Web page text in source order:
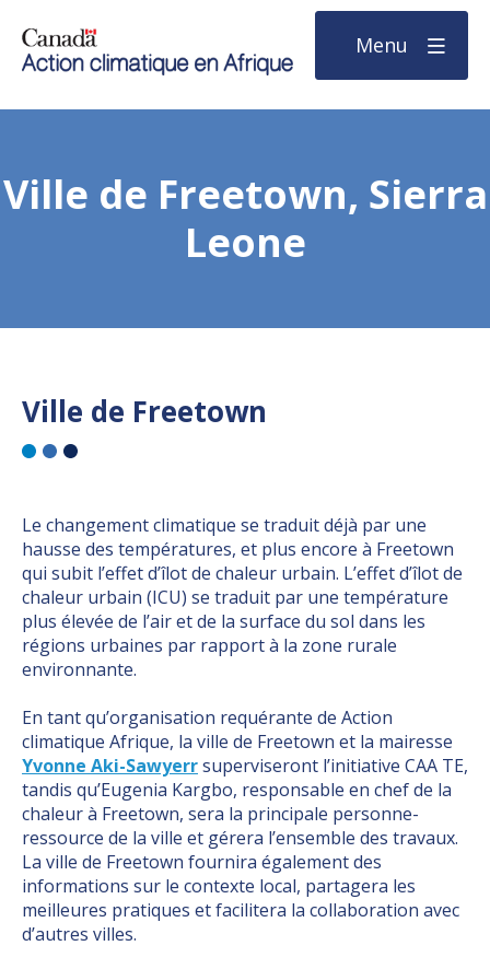
Menu
Ville de Freetown, Sierra
Leone
Ville de Freetown
Le changement climatique se traduit déjà par une
hausse des températures, et plus encore à Freetown
qui subit l’effet d’îlot de chaleur urbain. L’effet d’îlot de
chaleur urbain (ICU) se traduit par une température
plus élevée de l’air et de la surface du sol dans les
régions urbaines par rapport à la zone rurale
environnante.
En tant qu’organisation requérante de Action
climatique Afrique, la ville de Freetown et la mairesse
Yvonne Aki-Sawyerrsuperviseront l’initiative CAA TE,
tandis qu’Eugenia Kargbo, responsable en chef de la
chaleur à Freetown, sera la principale personne-
ressource de la ville et gérera l’ensemble des travaux.
La ville de Freetown fournira également des
informations sur le contexte local, partagera les
meilleures pratiques et facilitera la collaboration avec
d’autres villes.